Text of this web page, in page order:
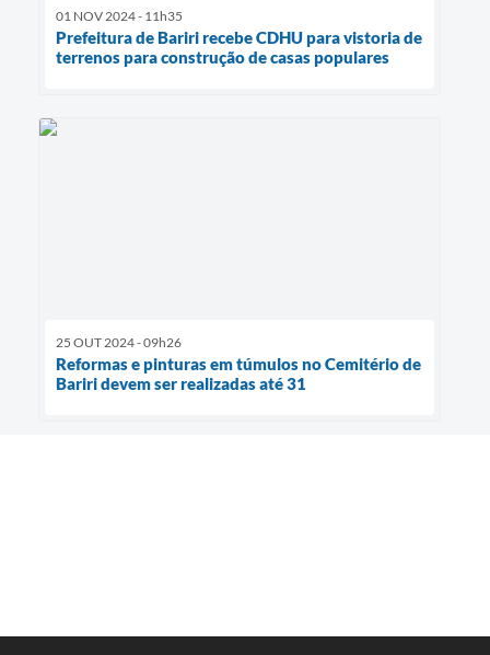
01 NOV 2024 - 11h35
Prefeitura de Bariri recebe CDHU para vistoria de
terrenos para construção de casas populares
25 OUT 2024 - 09h26
Reformas e pinturas em túmulos no Cemitério de
Bariri devem ser realizadas até 31